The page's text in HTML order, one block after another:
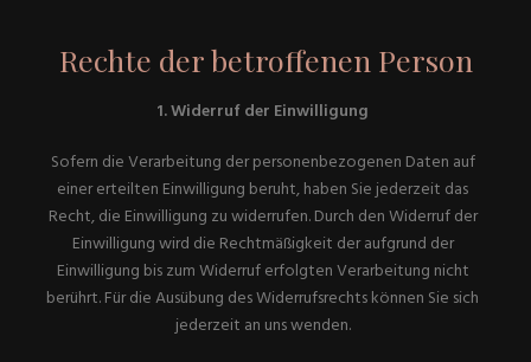
Rechte der betroffenen Person
1. Widerruf der Einwilligung
Sofern die Verarbeitung der personenbezogenen Daten auf
einer erteilten Einwilligung beruht, haben Sie jederzeit das
Recht, die Einwilligung zu widerrufen. Durch den Widerruf der
Einwilligung wird die Rechtmäßigkeit der aufgrund der
Einwilligung bis zum Widerruf erfolgten Verarbeitung nicht
berührt. Für die Ausübung des Widerrufsrechts können Sie sich
jederzeit an uns wenden.